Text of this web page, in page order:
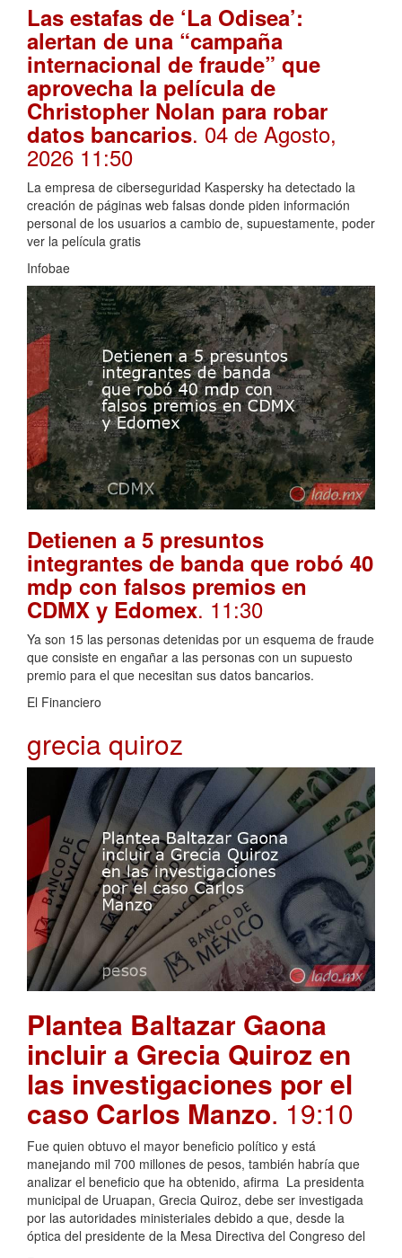
Las estafas de ‘La Odisea’:
alertan de una “campaña
internacional de fraude” que
aprovecha la película de
Christopher Nolan para robar
datos bancarios. 04 de Agosto,
2026 11:50
La empresa de ciberseguridad Kaspersky ha detectado la
creación de páginas web falsas donde piden información
personal de los usuarios a cambio de, supuestamente, poder
ver la película gratis
Infobae
Detienen a 5 presuntos
integrantes de banda que robó 40
mdp con falsos premios en
CDMX y Edomex. 11:30
Ya son 15 las personas detenidas por un esquema de fraude
que consiste en engañar a las personas con un supuesto
premio para el que necesitan sus datos bancarios.
El Financiero
grecia quiroz
Plantea Baltazar Gaona
incluir a Grecia Quiroz en
las investigaciones por el
caso Carlos Manzo. 19:10
Fue quien obtuvo el mayor beneficio político y está
manejando mil 700 millones de pesos, también habría que
analizar el beneficio que ha obtenido, afirma La presidenta
municipal de Uruapan, Grecia Quiroz, debe ser investigada
por las autoridades ministeriales debido a que, desde la
óptica del presidente de la Mesa Directiva del Congreso del